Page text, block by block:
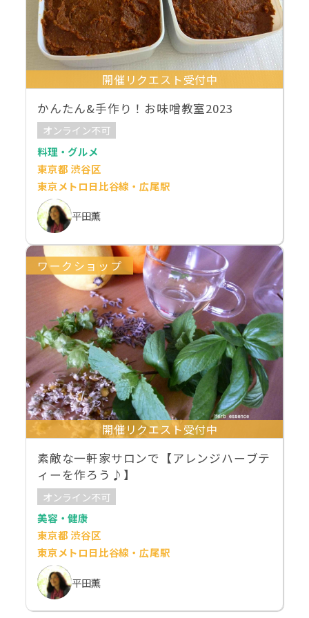
開催リクエスト受付中
かんたん&手作り！お味噌教室2023
オンライン不可
料理・グルメ
東京都 渋谷区
東京メトロ日比谷線・広尾駅
平田薫
ワークショップ
開催リクエスト受付中
素敵な一軒家サロンで【アレンジハーブテ
ィーを作ろう♪】
オンライン不可
美容・健康
東京都 渋谷区
東京メトロ日比谷線・広尾駅
平田薫